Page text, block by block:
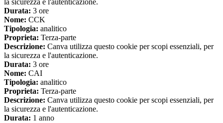
la sicurezza e l'autenticazione.
Durata: 3 ore
Nome: CCK
Tipologia: analitico
Proprieta: Terza-parte
Descrizione: Canva utilizza questo cookie per scopi essenziali, per
la sicurezza e l'autenticazione.
Durata: 3 ore
Nome: CAI
Tipologia: analitico
Proprieta: Terza-parte
Descrizione: Canva utilizza questo cookie per scopi essenziali, per
la sicurezza e l'autenticazione.
Durata: 1 anno